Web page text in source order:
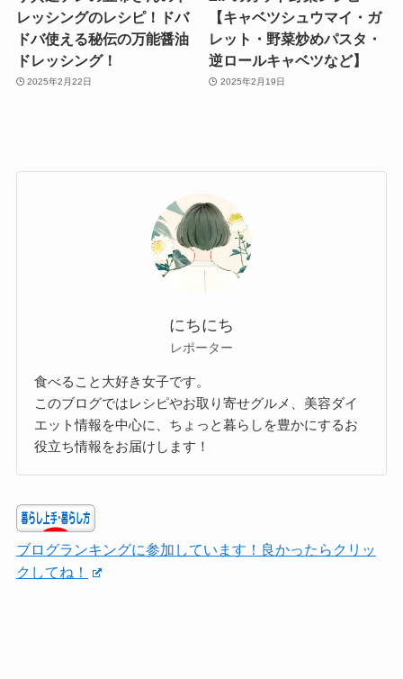
レッシングのレシピ！ドバ
ドバ使える秘伝の万能醤油
ドレッシング！
2025年2月22日
【キャベツシュウマイ・ガ
レット・野菜炒めパスタ・
逆ロールキャベツなど】
2025年2月19日
にちにち
レポーター
食べること大好き女子です。
このブログではレシピやお取り寄せグルメ、美容ダイ
エット情報を中心に、ちょっと暮らしを豊かにするお
役立ち情報をお届けします！
ブログランキングに参加しています！良かったらクリッ
クしてね！